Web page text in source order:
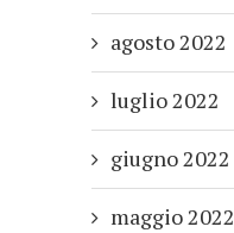
agosto 2022
luglio 2022
giugno 2022
maggio 2022